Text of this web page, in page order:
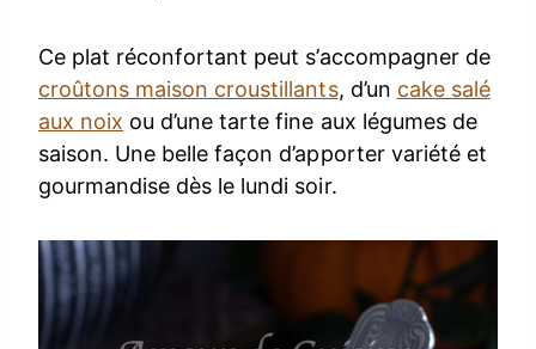
Ce plat réconfortant peut s’accompagner de
croûtons maison croustillants, d’un cake salé
aux noix ou d’une tarte fine aux légumes de
saison. Une belle façon d’apporter variété et
gourmandise dès le lundi soir.